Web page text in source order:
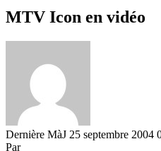
MTV Icon en vidéo
Dernière MàJ 25 septembre 2004
Par